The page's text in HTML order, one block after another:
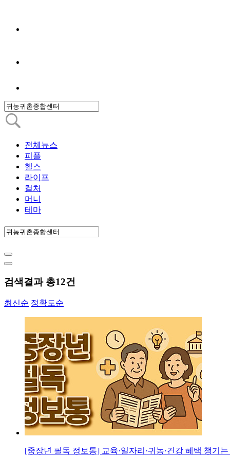
전체뉴스
피플
헬스
라이프
컬처
머니
테마
검색결과 총12건
최신순 정확도순
[중장년 필독 정보통] 교육·일자리·귀농·건강 혜택 챙기